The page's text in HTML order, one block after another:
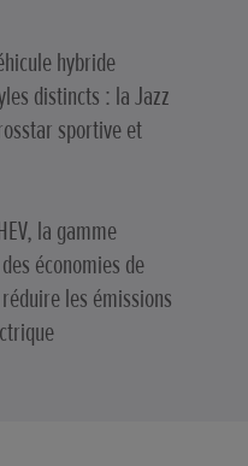
hybride
distincts : la Jazz
sportive et
la gamme
économies de
les émissions